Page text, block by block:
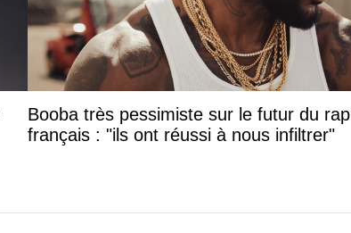
Booba très pessimiste sur le futur du rap
français : "ils ont réussi à nous infiltrer"